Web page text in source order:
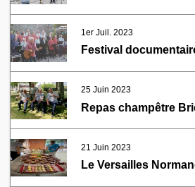
1er Juil. 2023
25 Juin 2023
Repas champêtre
21 Juin 2023
Le Versailles